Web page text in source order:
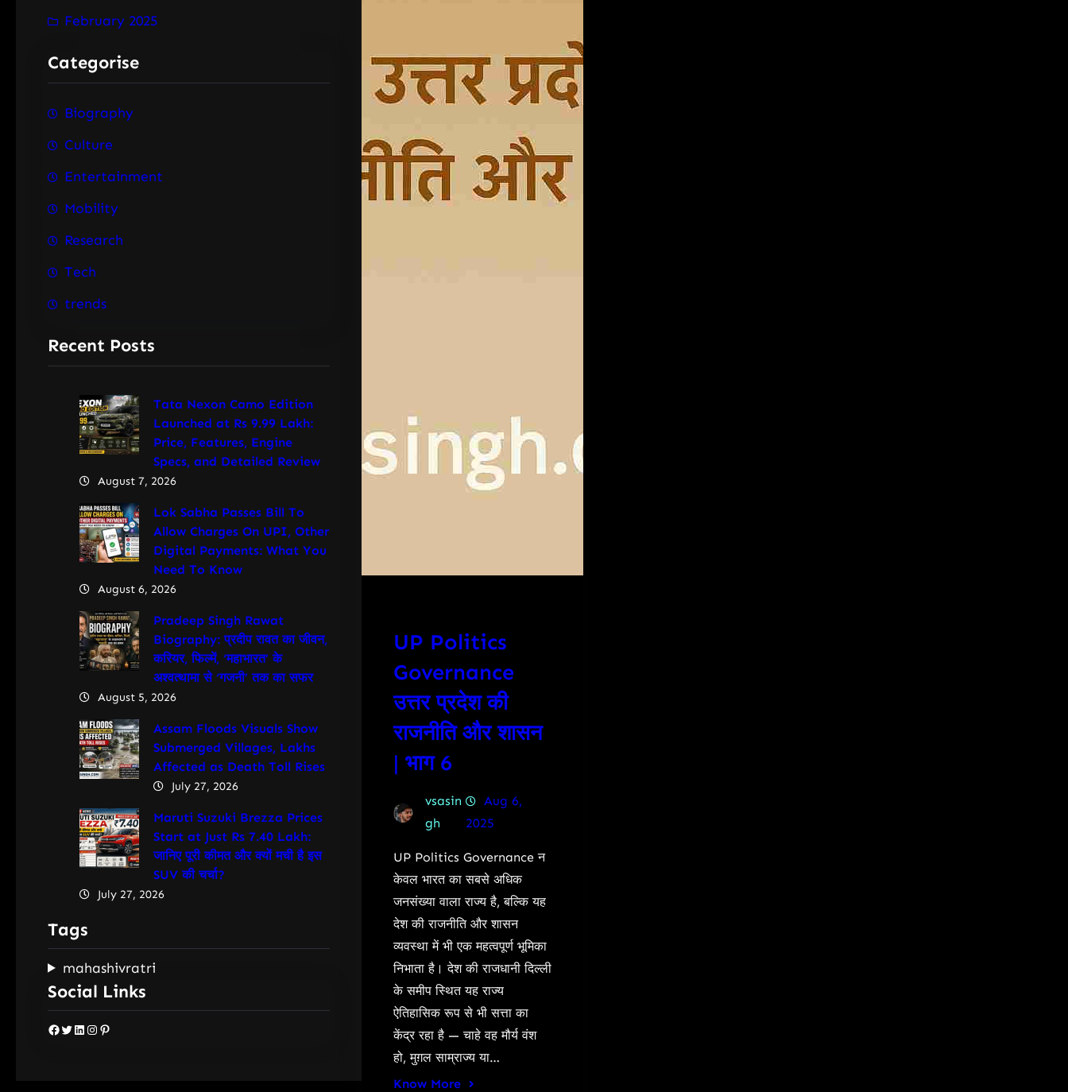
February 2025
Categorise
Biography
Culture
Entertainment
Mobility
Research
Tech
trends
Recent Posts
Tata Nexon Camo Edition
Launched at Rs 9.99 Lakh:
Price, Features, Engine
Specs, and Detailed Review
August 7, 2026
Lok Sabha Passes Bill To
Allow Charges On UPI, Other
Digital Payments: What You
Need To Know
August 6, 2026
Pradeep Singh Rawat
Biography: प्रदीप रावत का जीवन,
करियर, फिल्में, ‘महाभारत’ के
अश्वत्थामा से ‘गजनी’ तक का सफर
August 5, 2026
Assam Floods Visuals Show
Submerged Villages, Lakhs
Affected as Death Toll Rises
July 27, 2026
Maruti Suzuki Brezza Prices
Start at Just Rs 7.40 Lakh:
जानिए पूरी कीमत और क्यों मची है इस
SUV की चर्चा?
July 27, 2026
Tags
mahashivratri
Social Links
Facebook Twitter LinkedIn Instagram Pinterest
UP Politics
Governance
उत्तर प्रदेश की
राजनीति और शासन
| भाग 6
vsasin
gh
Aug 6,
2025
UP Politics Governance न
केवल भारत का सबसे अधिक
जनसंख्या वाला राज्य है, बल्कि यह
देश की राजनीति और शासन
व्यवस्था में भी एक महत्वपूर्ण भूमिका
निभाता है। देश की राजधानी दिल्ली
के समीप स्थित यह राज्य
ऐतिहासिक रूप से भी सत्ता का
केंद्र रहा है — चाहे वह मौर्य वंश
हो, मुग़ल साम्राज्य या…
Know More